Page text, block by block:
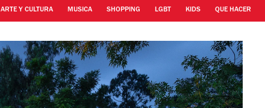
ARTE Y CULTURA MUSICA SHOPPING LGBT KIDS QUE HACER